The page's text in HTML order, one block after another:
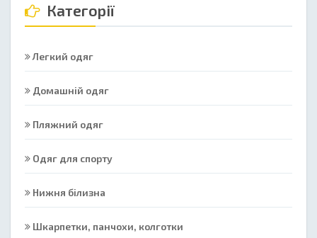
Категорії
Легкий одяг
Домашній одяг
Пляжний одяг
Одяг для спорту
Нижня білизна
Шкарпетки, панчохи, колготки